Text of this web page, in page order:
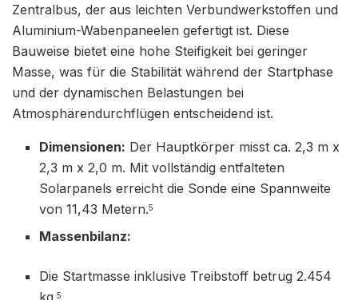
Zentralbus, der aus leichten Verbundwerkstoffen und
Aluminium-Wabenpaneelen gefertigt ist. Diese
Bauweise bietet eine hohe Steifigkeit bei geringer
Masse, was für die Stabilität während der Startphase
und der dynamischen Belastungen bei
Atmosphärendurchflügen entscheidend ist.
Dimensionen: Der Hauptkörper misst ca. 2,3 m x
2,3 m x 2,0 m. Mit vollständig entfalteten
Solarpanels erreicht die Sonde eine Spannweite
von 11,43 Metern.5
Massenbilanz:
Die Startmasse inklusive Treibstoff betrug 2.454
kg.5